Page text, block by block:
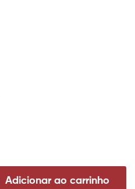
Adicionar ao carrinho